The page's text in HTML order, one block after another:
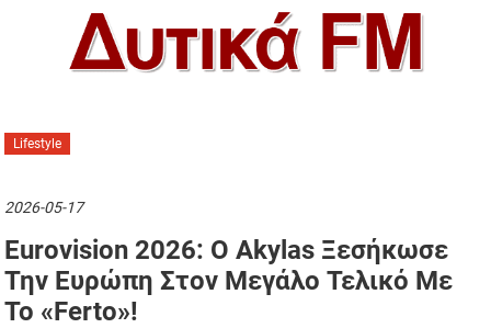
Lifestyle
2026-05-17
Eurovision 2026: Ο Akylas Ξεσήκωσε
Την Ευρώπη Στον Μεγάλο Τελικό Με
Το «Ferto»!